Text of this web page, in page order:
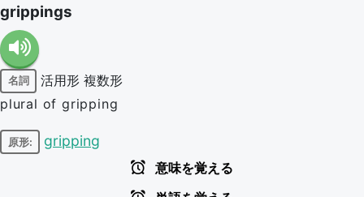
grippings
名詞 活用形 複数形
plural of gripping
原形: gripping
意味を覚える